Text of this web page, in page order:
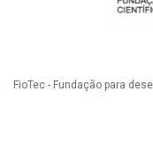
FioTec - Fundação para